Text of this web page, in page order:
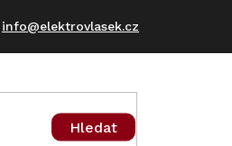
info@elektrovlasek.cz
Hledat